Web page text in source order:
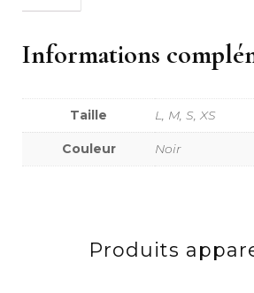
Informations
Taille L, M, S, XS
Couleur Noir
Produits